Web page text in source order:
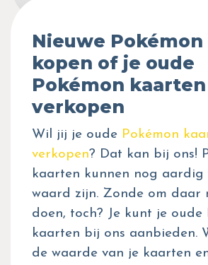
Nieuwe
kopen of je oude
Pokémon kaarten
verkopen
Wil jij je oude Pokémon
verkopen? Dat kan bij ons!
kaarten kunnen nog aardig
waard zijn. Zonde om daar
doen, toch? Je kunt je oude
kaarten bij ons aanbieden.
de waarde van je kaarten